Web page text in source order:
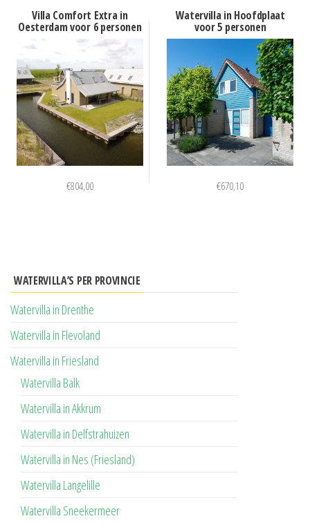
Villa Comfort Extra in
Oesterdam voor 6 personen
€804,00
Watervilla in Hoofdplaat
voor 5 personen
€670,10
WATERVILLA’S PER PROVINCIE
Watervilla in Drenthe
Watervilla in Flevoland
Watervilla in Friesland
Watervilla Balk
Watervilla in Akkrum
Watervilla in Delfstrahuizen
Watervilla in Nes (Friesland)
Watervilla Langelille
Watervilla Sneekermeer